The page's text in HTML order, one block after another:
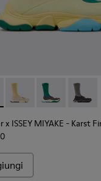
tecnici. in PET
materiali tecnici da
tecnici in PET
Sneakers da uomo
004 - Sneakers
K101115-003 -
Finch - K101115-
x ISSEY MIYAKE -
Camper x ISSEY
Camper x
x ISSEY MIYAKE - Karst